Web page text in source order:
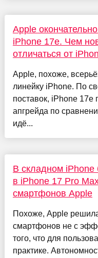
Apple
iPhone 17e. Чем
отличаться от
Apple, похоже,
линейку iPhone. По
поставок, iPhone 17e
апгрейда по
идё...
В складном iPhone
в iPhone 17 Pro
смартфонов Apple
Похоже, Apple
смартфонов не с
того, что для
практике.